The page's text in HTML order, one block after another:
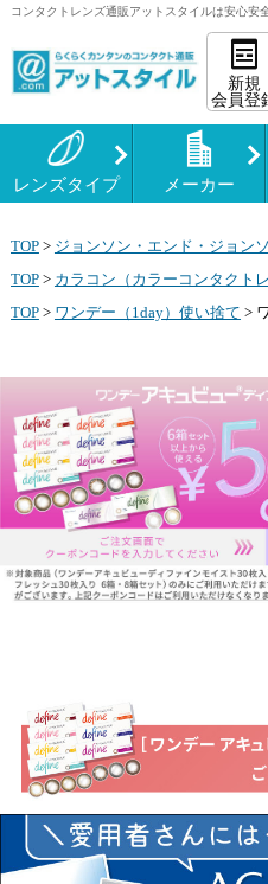
コンタクトレンズ通販アットスタイルは安心安
新規
会員登
レンズタイプ メーカー
TOP> ジョンソン・エンド・ジョンソ
TOP> カラコン（カラーコンタクトレ
TOP> ワンデー（1day）使い捨て >